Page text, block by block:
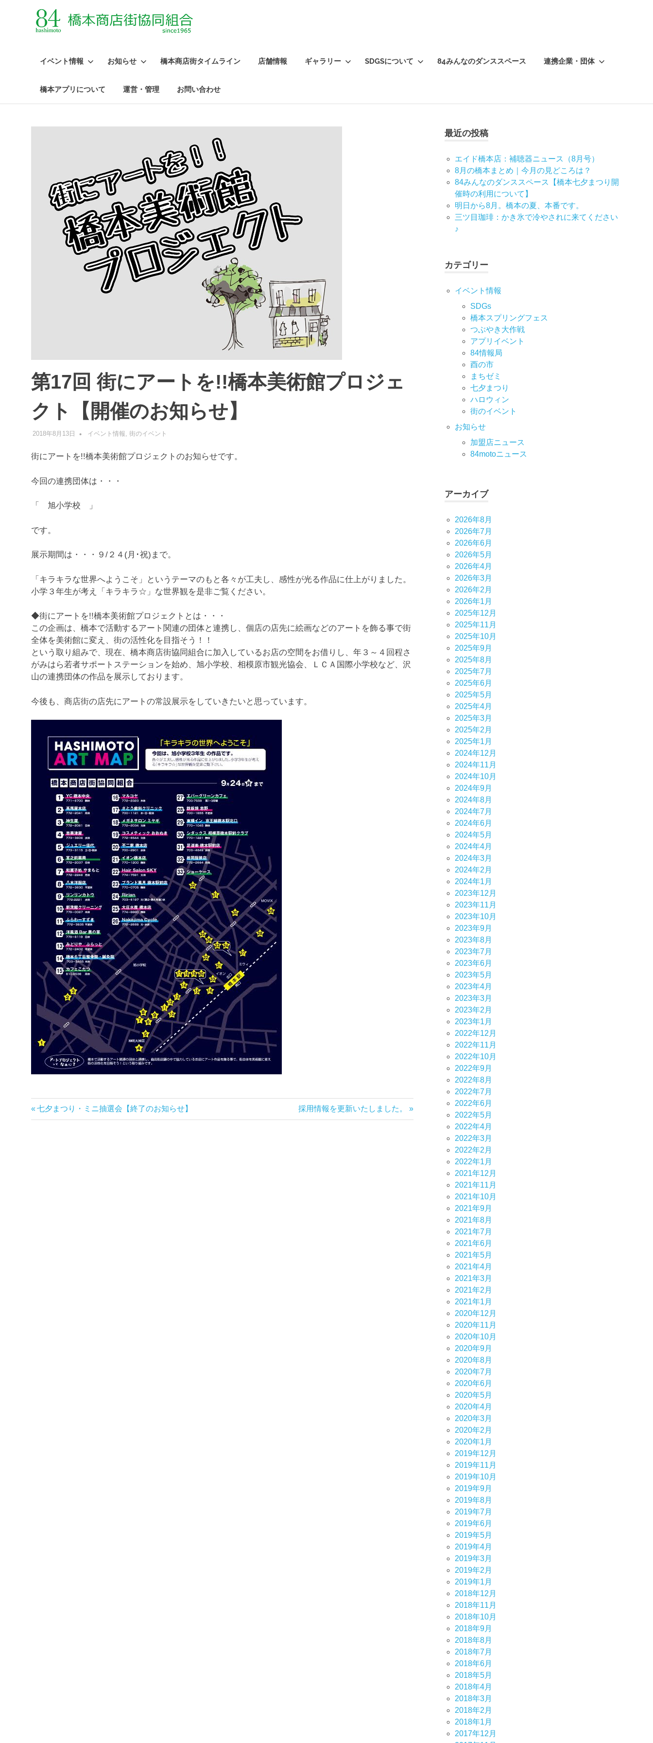
イベント情報 お知らせ 橋本商店街タイムライン 店舗情報 ギャラリー SDGSについて 84みんなのダンススペース 連携企業・団体
橋本アプリについて 運営・管理 お問い合わせ
第17回 街にアートを!!橋本美術館プロジェ
クト【開催のお知らせ】
2018年8月13日 管理者
イベント情報 街のイベント
街にアートを!!橋本美術館プロジェクトのお知らせです。
今回の連携団体は・・・
「 旭小学校 」
です。
展示期間は・・・９/２４(月･祝)まで。
「キラキラな世界へようこそ」というテーマのもと各々が工夫し、感性が光る作品に仕上がりました。
小学３年生が考え「キラキラ☆」な世界観を是非ご覧ください。
◆街にアートを!!橋本美術館プロジェクトとは・・・
この企画は、橋本で活動するアート関連の団体と連携し、個店の店先に絵画などのアートを飾る事で街
全体を美術館に変え、街の活性化を目指そう！！
という取り組みで、現在、橋本商店街協同組合に加入しているお店の空間をお借りし、年３～４回程さ
がみはら若者サポートステーションを始め、旭小学校、相模原市観光協会、ＬＣＡ国際小学校など、沢
山の連携団体の作品を展示しております。
今後も、商店街の店先にアートの常設展示をしていきたいと思っています。
投
前
の
七夕まつり・ミニ抽選会【終了のお知らせ】
次
の
採用情報を更新いたしました。
最近の投稿
エイド橋本店：補聴器ニュース（8月号）
8月の橋本まとめ｜今月の見どころは？
84みんなのダンススペース【橋本七夕まつり開
催時の利用について】
明日から8月。橋本の夏、本番です。
三ツ目珈琲：かき氷で冷やされに来てください
♪
カテゴリー
イベント情報
SDGs
橋本スプリングフェス
つぶやき大作戦
アプリイベント
84情報局
酉の市
まちゼミ
七⼣まつり
ハロウィン
街のイベント
お知らせ
加盟店ニュース
84motoニュース
アーカイブ
2026年8月
2026年7月
2026年6月
2026年5月
2026年4月
2026年3月
2026年2月
2026年1月
2025年12月
2025年11月
2025年10月
2025年9月
2025年8月
2025年7月
2025年6月
2025年5月
2025年4月
2025年3月
2025年2月
2025年1月
2024年12月
2024年11月
2024年10月
2024年9月
2024年8月
2024年7月
2024年6月
2024年5月
2024年4月
2024年3月
2024年2月
2024年1月
2023年12月
2023年11月
2023年10月
2023年9月
2023年8月
2023年7月
2023年6月
2023年5月
2023年4月
2023年3月
2023年2月
2023年1月
2022年12月
2022年11月
2022年10月
2022年9月
2022年8月
2022年7月
2022年6月
2022年5月
2022年4月
2022年3月
2022年2月
2022年1月
2021年12月
2021年11月
2021年10月
2021年9月
2021年8月
2021年7月
2021年6月
2021年5月
2021年4月
2021年3月
2021年2月
2021年1月
2020年12月
2020年11月
2020年10月
2020年9月
2020年8月
2020年7月
2020年6月
2020年5月
2020年4月
2020年3月
2020年2月
2020年1月
2019年12月
2019年11月
2019年10月
2019年9月
2019年8月
2019年7月
2019年6月
2019年5月
2019年4月
2019年3月
2019年2月
2019年1月
2018年12月
2018年11月
2018年10月
2018年9月
2018年8月
2018年7月
2018年6月
2018年5月
2018年4月
2018年3月
2018年2月
2018年1月
2017年12月